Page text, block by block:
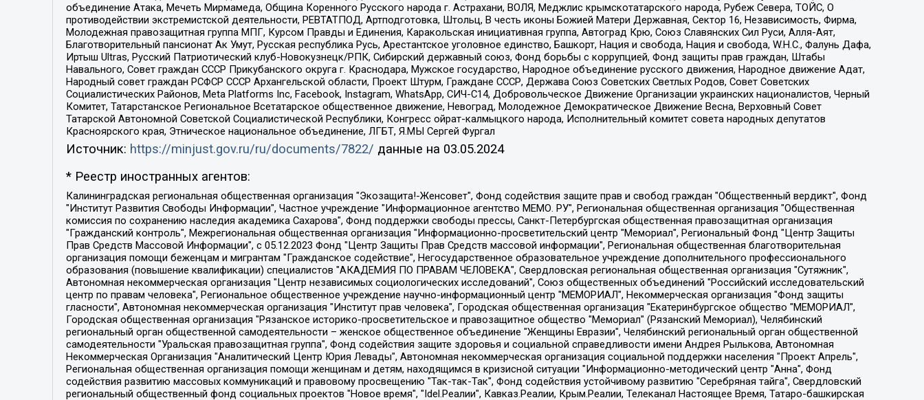
объединение Атака, Мечеть Мирмамеда, Община Коренного Русского народа г. Астрахани, ВОЛЯ, Меджлис крымскотатарского народа, Рубеж Севера, ТОЙС, О
противодействии экстремистской деятельности, РЕВТАТПОД, Артподготовка, Штольц, В честь иконы Божией Матери Державная, Сектор 16, Независимость, Фирма,
Молодежная правозащитная группа МПГ, Курсом Правды и Единения, Каракольская инициативная группа, Автоград Крю, Союз Славянских Сил Руси, Алля-Аят,
Благотворительный пансионат Ак Умут, Русская республика Русь, Арестантское уголовное единство, Башкорт, Нация и свобода, Нация и свобода, W.H.С., Фалунь Дафа,
Иртыш Ultras, Русский Патриотический клуб-Новокузнецк/РПК, Сибирский державный союз, Фонд борьбы с коррупцией, Фонд защиты прав граждан, Штабы
Навального, Совет граждан СССР Прикубанского округа г. Краснодара, Мужское государство, Народное объединение русского движения, Народное движение Адат,
Народный совет граждан РСФСР СССР Архангельской области, Проект Штурм, Граждане СССР, Держава Союз Советских Светлых Родов, Совет Советских
Социалистических Районов, Meta Platforms Inc, Facebook, Instagram, WhatsApp, СИЧ-С14, Добровольческое Движение Организации украинских националистов, Черный
Комитет, Татарстанское Региональное Всетатарское общественное движение, Невоград, Молодежное Демократическое Движение Весна, Верховный Совет
Татарской Автономной Советской Социалистической Республики, Конгресс ойрат-калмыцкого народа, Исполнительный комитет совета народных депутатов
Красноярского края, Этническое национальное объединение, ЛГБТ, Я.МЫ Сергей Фургал
Источник: https://minjust.gov.ru/ru/documents/7822/ данные на 03.05.2024
* Реестр иностранных агентов:
Калининградская региональная общественная организация "Экозащита!-Женсовет", Фонд содействия защите прав и свобод граждан "Общественный вердикт", Фонд "Институт Развития Свободы Информации", Частное учреждение "Информационное агентство МЕМО. РУ", Региональная общественная организация "Общественная комиссия по сохранению наследия академика Сахарова", Фонд поддержки свободы прессы, Санкт-Петербургская общественная правозащитная организация "Гражданский контроль", Межрегиональная общественная организация "Информационно-просветительский центр "Мемориал", Региональный Фонд "Центр Защиты Прав Средств Массовой Информации", с 05.12.2023 Фонд "Центр Защиты Прав Средств массовой информации", Региональная общественная благотворительная организация помощи беженцам и мигрантам "Гражданское содействие", Негосударственное образовательное учреждение дополнительного профессионального образования (повышение квалификации) специалистов "АКАДЕМИЯ ПО ПРАВАМ ЧЕЛОВЕКА", Свердловская региональная общественная организация "Сутяжник", Автономная некоммерческая организация "Центр независимых социологических исследований", Союз общественных объединений "Российский исследовательский центр по правам человека", Региональное общественное учреждение научно-информационный центр "МЕМОРИАЛ", Некоммерческая организация "Фонд защиты гласности", Автономная некоммерческая организация "Институт прав человека", Городская общественная организация "Екатеринбургское общество "МЕМОРИАЛ", Городская общественная организация "Рязанское историко-просветительское и правозащитное общество "Мемориал" (Рязанский Мемориал), Челябинский региональный орган общественной самодеятельности – женское общественное объединение "Женщины Евразии", Челябинский региональный орган общественной самодеятельности "Уральская правозащитная группа", Фонд содействия защите здоровья и социальной справедливости имени Андрея Рылькова, Автономная Некоммерческая Организация "Аналитический Центр Юрия Левады", Автономная некоммерческая организация социальной поддержки населения "Проект Апрель", Региональная общественная организация помощи женщинам и детям, находящимся в кризисной ситуации "Информационно-методический центр "Анна", Фонд содействия развитию массовых коммуникаций и правовому просвещению "Так-так-Так", Фонд содействия устойчивому развитию "Серебряная тайга", Свердловский региональный общественный фонд социальных проектов "Новое время", "Idel.Реалии", Кавказ.Реалии, Крым.Реалии, Телеканал Настоящее Время, Татаро-башкирская служба Радио Свобода (Azatliq Radiosi), Радио Свободная Европа/Радио Свобода (PCE/PC), "Сибирь.Реалии", "Фактограф", Благотворительный фонд помощи осужденным и их семьям, Автономная некоммерческая организация "Институт глобализации и социальных движений", Фонд "В защиту прав заключенных", Частное учреждение "Центр поддержки и содействия развитию средств массовой информации", Пензенский региональный общественный благотворительный фонд "Гражданский союз", "Север.Реалии", Некоммерческая организация Фонд "Правовая инициатива", Общество с ограниченной ответственностью "Радио Свободная Европа/Радио Свобода", Чешское информационное агентство "MEDIUM-ORIENT", Красноярская региональная общественная организация "Мы против СПИДа", Камалягин Денис Николаевич, Маркелов Сергей Евгеньевич, Пономарев Лев Александрович, Савицкая Людмила Алексеевна, Автономная некоммерческая организация "Центр по работе с проблемой насилия "НАСИЛИЮ.НЕТ", Межрегиональный профессиональный союз работников здравоохранения "Альянс врачей", Юридическое лицо, зарегистрированное в Латвийской Республике, SIA "Medusa Project" (регистрационный номер 40103797863, дата регистрации 10.06.2014), Некоммерческая организация "Фонд по борьбе с коррупцией", Автономная некоммерческая организация "Институт права и публичной политики", Баданин Роман Сергеевич, Гликин Максим Александрович, Железнова Мария Михайловна, Лукьянова Юлия Сергеевна, Маетная Елизавета Витальевна, Маняхин Петр Борисович, Чуракова Ольга Владимировна, Ярош Юлия Петровна, Юридическое лицо "The Insider SIA", зарегистрированное в Риге, Латвийская Республика (дата регистрации 26.06.2015), являющееся администратором доменного имени интернет-издания "The Insider SIA", https://theins.ru, Постернак Алексей Евгеньевич, Рубин Михаил Аркадьевич, Анин Роман Александрович, Юридическое лицо Istories fonds, зарегистрированное в Латвийской Республике (регистрационный номер 50008295751, дата регистрации 24.02.2020), Великовский Дмитрий Александрович, Долинина Ирина Николаевна, Мароховская Алеся Алексеевна, Шлейнов Роман Юрьевич, Шмагун Олеся Валентиновна, Общество с ограниченной ответственностью "Альтаир 2021", Общество с ограниченной ответственностью "Вега 2021", Общество с ограниченной ответственностью "Главный редактор 2021", Общество с ограниченной ответственностью "Ромашки монолит", Важенков Артем Валерьевич, Ивановская областная общественная организация "Центр гендерных исследований", Гурман Юрий Альбертович, Медиапроект "ОВД-Инфо", Егоров Владимир Владимирович, Жилинский Владимир Александрович, Общество с ограниченной ответственностью "ЗП", Иванова София Юрьевна, Карезина Инна Павловна, Кильтау Екатерина Викторовна, Петров Алексей Викторович, Пискунов Сергей Евгеньевич, Смирнов Сергей Сергеевич, Тихонов Михаил Сергеевич, Общество с ограниченной ответственностью "ЖУРНАЛИСТ-ИНОСТРАННЫЙ АГЕНТ", Арапова Галина Юрьевна, Вольтская Татьяна Анатольевна, Американская компания "Mason G.E.S. Anonymous Foundation" (США), являющаяся владельцем интернет-издания https://mnews.world/, Компания "Stichting Bellingcat", зарегистрированная в Нидерландах (дата регистрации 11.07.2018), Захаров Андрей Вячеславович, Клепиковская Екатерина Дмитриевна, Общество с ограниченной ответственностью "МЕМО", Перл Роман Александрович, Симонов Евгений Алексеевич, Соловьева Елена Анатольевна, Сотников Даниил Владимирович, Сурначева Елизавета Дмитриевна, Автономная некоммерческая организация по защите прав человека и информированию населения "Якутия – Наше Мнение", Общество с ограниченной ответственностью "Москоу диджитал медиа", с 26.01.2023 Общество с ограниченной ответственностью "Чайка Белые сады", Ветошкина Валерия Валерьевна, Заговора Максим Александрович, Межрегиональное общественное движение "Российская ЛГБТ - сеть", Оленичев Максим Владимирович, Павлов Иван Юрьевич, Скворцова Елена Сергеевна, Общество с ограниченной ответственностью "Как бы инагент", Кочетков Игорь Викторович, Общество с ограниченной ответственностью "Честные выборы", Еланчик Олег Александрович, Общество с ограниченной ответственностью "Нобелевский призыв", Гималова Регина Эмилевна, Григорьев Андрей Валерьевич, Григорьева Алина Александровна, Ассоциация по содействию защите прав призывников, альтернативнослужащих и военнослужащих "Правозащитная группа "Гражданин.Армия.Право", Хисамова Регина Фаритовна, Автономная некоммерческая организация по реализации социально-правовых программ "Лилит", Дальневосточное общественное движение "Маяк", Санкт-Петербургская ЛГБТ-инициативная группа "Выход", Инициативная группа ЛГБТ+ "Реверс", Алексеев Андрей Викторович, Бекбулатова Таисия Львовна, Беляев Иван Михайлович, Владыкина Елена Сергеевна, Гельман Марат Александрович, Никульшина Вероника Юрьевна, Толоконникова Надежда Андреевна, Шендерович Виктор Анатольевич, Общество с ограниченной ответственностью "Данное сообщение", Общество с ограниченной ответственностью Издательский дом "Новая глава", Айнбиндер Александра Александровна, Московский комьюнити-центр для ЛГБТ+инициатив, Благотворительный фонд развития филантропии, Deutsche Welle (Германия, Kurt-Schumacher-Strasse 3, 53113 Bonn), Борзунова Мария Михайловна, Воробьев Виктор Викторович, Голубева Анна Львовна, Константинова Алла Михайловна, Малкова Ирина Владимировна, Мурадов Мурад Абдулгалимович, Осетинская Елизавета Николаевна, Понасенков Евгений Николаевич, Ганапольский Матвей Юрьевич, Киселев Евгений Алексеевич, Борухович Ирина Григорьевна, Дремин Иван Тимофеевич, Дубровский Дмитрий Викторович, Красноярская региональная общественная организация поддержки и развития альтернативных образовательных технологий и межкультурных коммуникаций "ИНТЕРРА", Маяковская Екатерина Алексеевна, Фейгин Марк Захарович, Филимонов Андрей Викторович, Дзугкоева Регина Николаевна, Доброхотов Роман Александрович, Дудь Юрий Александрович, Елкин Сергей Владимирович, Кругликов Кирилл Игоревич, Сабунаева Мария Леонидовна, Семенов Алексей Владимирович, Шаинян Карен Багратович, Шульман Екатерина Михайловна, Асафьев Артур Валерьевич, Вахштайн Виктор Семенович, Венедиктов Алексей Алексеевич, Лушникова Екатерина Евгеньевна, Волков Леонид Михайлович, Невзоров Александр Глебович, Пархоменко Сергей Борисович, Сироткин Ярослав Николаевич, Кара-Мурза Владимир Владимирович, Баранова Наталья Владимировна, Гозман Леонид Яковлевич, Кагарлицкий Борис Юльевич, Климарев Михаил Валерьевич, Милов Владимир Станиславович, Автономная некоммерческая организация Краснодарский центр современного искусства "Типография", Моргенштерн Алишер Тагирович, Соболь Любовь Эдуардовна, Общество с ограниченной ответственностью "ЛИЗА НОРМ", Каспаров Гарри Кимович, Ходорковский Михаил Борисович, Общество с ограниченной ответственностью "Апрельские тезисы", Данилович Ирина Брониславовна, Кашин Олег Владимирович, Петров Николай Владимирович, Пивоваров Алексей Владимирович, Соколов Михаил Владимирович, Цветкова Юлия Владимировна, Чичваркин Евгений Александрович, Комитет против пыток/Команда против пыток, Общество с ограниченной ответственностью "Первый научный", Общество с ограниченной ответственностью "Вертолет и ко", Белоцерковская Вероника Борисовна, Кац Максим Евгеньевич, Лазарева Татьяна Юрьевна, Шаведдинов Руслан Табризович, Яшин Илья Валерьевич, Общество с ограниченной ответственностью "Иноагент ААВ", Алешковский Дмитрий Петрович, Альбац Евгения Марковна, Быков Дмитрий Львович, Галямина Юлия Евгеньевна, Лойко Сергей Леонидович, Мартынов Кирилл Константинович, Медведев Сергей Александрович, Крашенинников Федор Геннадиевич, Гордеева Катерина Вл